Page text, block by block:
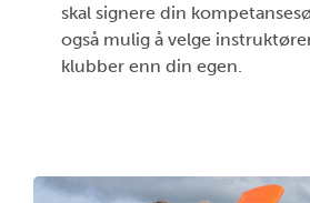
skal signere din
også mulig å velge
klubber enn din egen.